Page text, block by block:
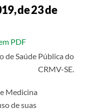
de 23 de
PDF
de Saúde Pública do
CRMV-SE.
Medicina
de suas